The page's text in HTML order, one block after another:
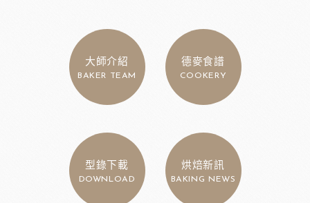
大師介紹
BAKER TEAM
德麥食譜
COOKERY
型錄下載
DOWNLOAD
烘焙新訊
BAKING NEWS